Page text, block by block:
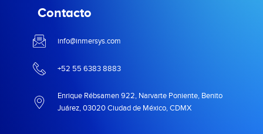
Contacto
info@inmersys.com
+52 55 6383 8883
Enrique Rébsamen 922, Narvarte Poniente, Benito
Juárez, 03020 Ciudad de México, CDMX